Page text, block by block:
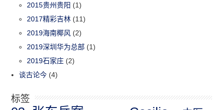
2015贵州贵阳 (1)
2017精彩吉林 (11)
2019海南椰风 (2)
2019深圳华为总部 (1)
2019石家庄 (2)
谈古论今 (4)
标签